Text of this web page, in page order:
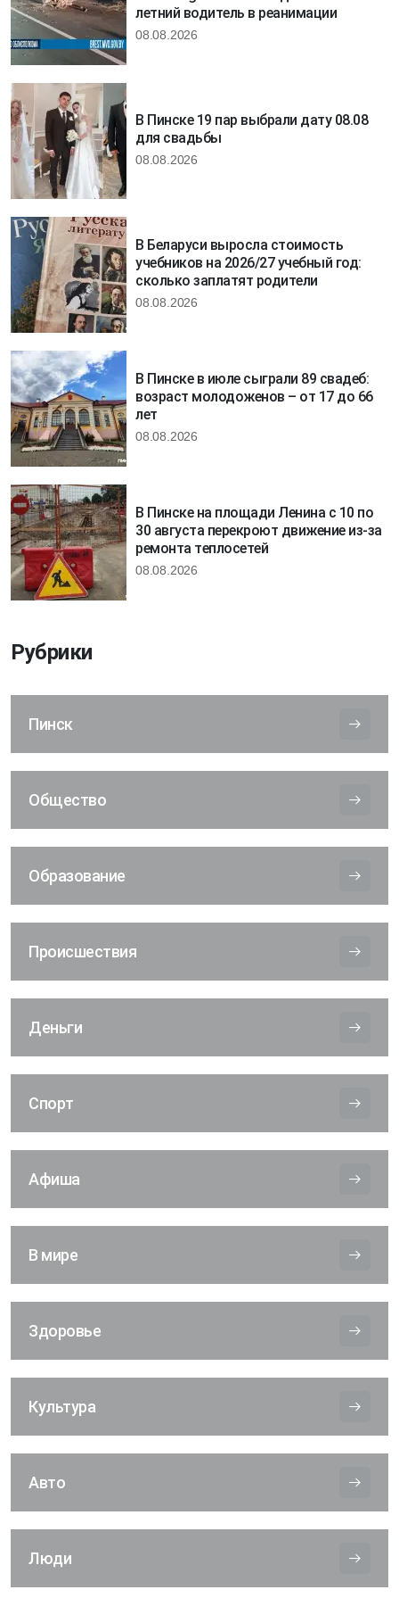
летний водитель в реанимации
08.08.2026
В Пинске 19 пар выбрали дату 08.08
для свадьбы
08.08.2026
В Беларуси выросла стоимость
учебников на 2026/27 учебный год:
сколько заплатят родители
08.08.2026
В Пинске в июле сыграли 89 свадеб:
возраст молодоженов – от 17 до 66
лет
08.08.2026
В Пинске на площади Ленина с 10 по
30 августа перекроют движение из-за
ремонта теплосетей
08.08.2026
Рубрики
Пинск
Общество
Образование
Происшествия
Деньги
Спорт
Афиша
В мире
Здоровье
Культура
Авто
Люди